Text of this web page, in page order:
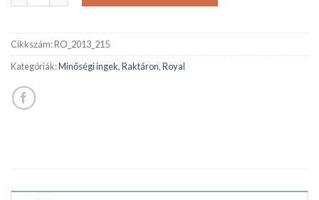
Cikkszám:RO_2013_215
Kategóriák:Minőségi ingek,Raktáron,Royal